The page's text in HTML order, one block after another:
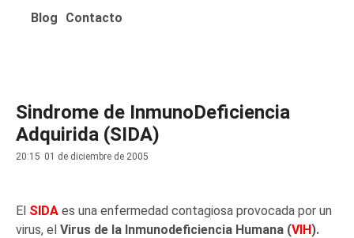
Blog Contacto
Sindrome de InmunoDeficiencia
Adquirida (SIDA)
20:15 01 de diciembre de 2005
El SIDA es una enfermedad contagiosa provocada por un
virus, el Virus de la Inmunodeficiencia Humana (VIH).